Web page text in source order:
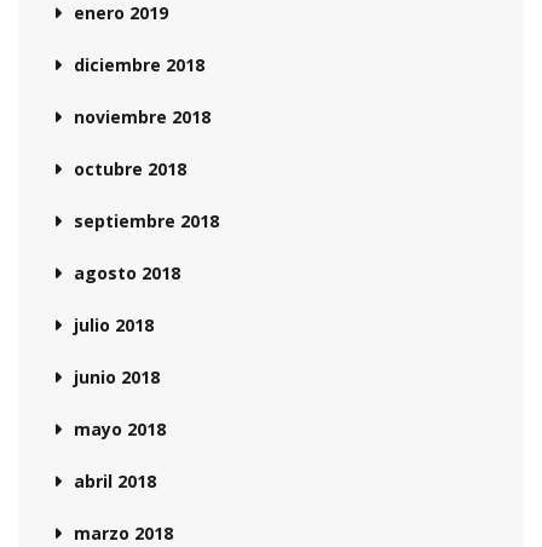
enero 2019
diciembre 2018
noviembre 2018
octubre 2018
septiembre 2018
agosto 2018
julio 2018
junio 2018
mayo 2018
abril 2018
marzo 2018